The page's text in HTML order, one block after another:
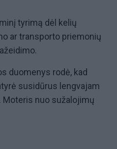
tyrimą dėl kelių
ar transporto priemonių
duomenys rodė, kad
susidūrus lengvajam
nuo sužalojimų